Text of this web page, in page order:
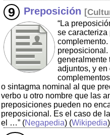
Preposición [
“La
se caracteriza
generalmente
adjuntos, y en
o sintagma nominal al que
verbo u otro nombre que las
preposiciones pueden no
preposicional. Es el caso de
el …” (Negapedia) (Wikipedia